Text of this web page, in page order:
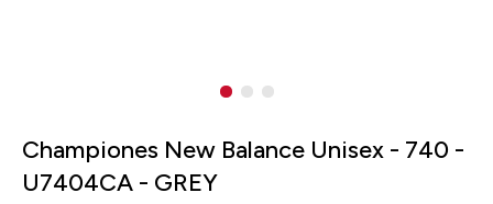
Championes New Balance Unisex - 740 -
U7404CA - GREY